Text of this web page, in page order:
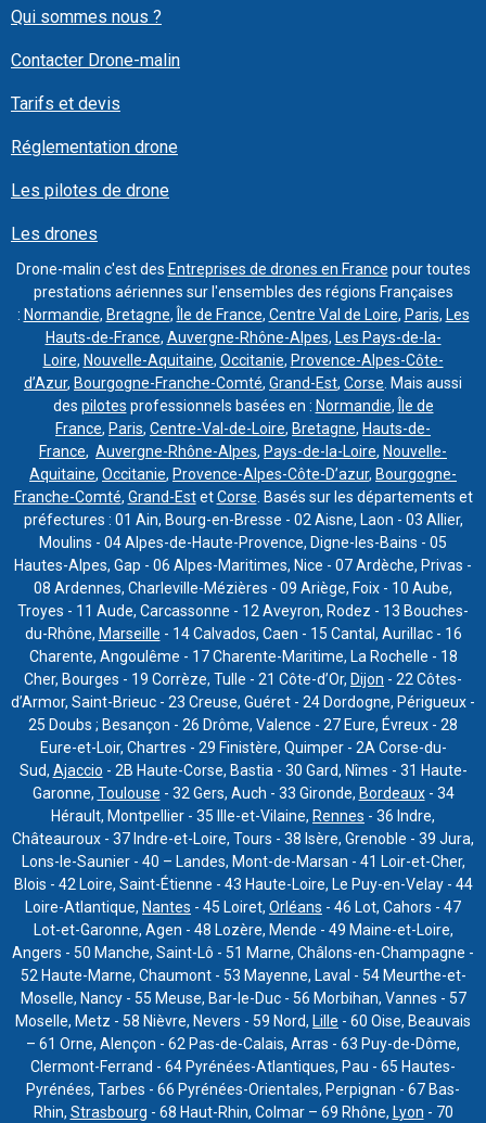
Qui sommes nous ?
Contacter Drone-malin
Tarifs et devis
Réglementation drone
Les pilotes de drone
Les drones
Drone-malin c'est des Entreprises de drones en France pour toutes
prestations aériennes sur l'ensembles des régions Françaises
: Normandie, Bretagne, Île de France, Centre Val de Loire, Paris, Les
Hauts-de-France, Auvergne-Rhône-Alpes, Les Pays-de-la-
Loire, Nouvelle-Aquitaine, Occitanie, Provence-Alpes-Côte-
d’Azur, Bourgogne-Franche-Comté, Grand-Est, Corse. Mais aussi
des pilotes professionnels basées en : Normandie,
Île de
France, Paris, Centre-Val-de-Loire, Bretagne, Hauts-de-
France, Auvergne-Rhône-Alpes, Pays-de-la-Loire, Nouvelle-
Aquitaine, Occitanie, Provence-Alpes-Côte-D’azur, Bourgogne-
Franche-Comté, Grand-EstetCorse. Basés sur les départements et
préfectures : 01 Ain, Bourg-en-Bresse - 02 Aisne, Laon - 03 Allier,
Moulins - 04 Alpes-de-Haute-Provence, Digne-les-Bains - 05
Hautes-Alpes, Gap - 06 Alpes-Maritimes, Nice - 07 Ardèche, Privas -
08 Ardennes, Charleville-Mézières - 09 Ariège, Foix - 10 Aube,
Troyes - 11 Aude, Carcassonne - 12 Aveyron, Rodez - 13 Bouches-
du-Rhône, Marseille - 14 Calvados, Caen - 15 Cantal, Aurillac - 16
Charente, Angoulême - 17 Charente-Maritime, La Rochelle - 18
Cher, Bourges - 19 Corrèze, Tulle - 21 Côte-d’Or, Dijon - 22 Côtes-
d’Armor, Saint-Brieuc - 23 Creuse, Guéret - 24 Dordogne, Périgueux -
25 Doubs ; Besançon - 26 Drôme, Valence - 27 Eure, Évreux - 28
Eure-et-Loir, Chartres - 29 Finistère, Quimper - 2A Corse-du-
Sud, Ajaccio - 2B Haute-Corse, Bastia - 30 Gard, Nîmes - 31 Haute-
Garonne, Toulouse - 32 Gers, Auch - 33 Gironde, Bordeaux- 34
Hérault, Montpellier - 35 Ille-et-Vilaine, Rennes - 36 Indre,
Châteauroux - 37 Indre-et-Loire, Tours - 38 Isère, Grenoble - 39 Jura,
Lons-le-Saunier - 40 – Landes, Mont-de-Marsan - 41 Loir-et-Cher,
Blois - 42 Loire, Saint-Étienne - 43 Haute-Loire, Le Puy-en-Velay - 44
Loire-Atlantique, Nantes - 45 Loiret, Orléans - 46 Lot, Cahors - 47
Lot-et-Garonne, Agen - 48 Lozère, Mende - 49 Maine-et-Loire,
Angers - 50 Manche, Saint-Lô - 51 Marne, Châlons-en-Champagne -
52 Haute-Marne, Chaumont - 53 Mayenne, Laval - 54 Meurthe-et-
Moselle, Nancy - 55 Meuse, Bar-le-Duc - 56 Morbihan, Vannes - 57
Moselle, Metz - 58 Nièvre, Nevers - 59 Nord, Lille - 60 Oise, Beauvais
– 61 Orne, Alençon - 62 Pas-de-Calais, Arras - 63 Puy-de-Dôme,
Clermont-Ferrand - 64 Pyrénées-Atlantiques, Pau - 65 Hautes-
Pyrénées, Tarbes - 66 Pyrénées-Orientales, Perpignan - 67 Bas-
Rhin, Strasbourg - 68 Haut-Rhin, Colmar – 69 Rhône, Lyon - 70